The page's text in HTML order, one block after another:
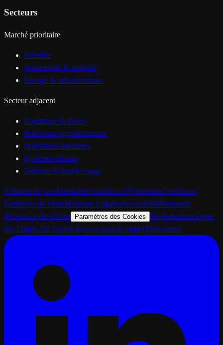
Secteurs
Marché prioritaire
Industrie
Automobile & mobilité
Énergie & infrastructures
Secteur adjacent
Logistique & flottes
Robotique agroalimentaire
Opérations maritimes
Systèmes urbains
Défense & double usage
Politique de confidentialitéConditions d'UtilisationConditions
Générales de VenteMentions LégalesAccessibilitéDemande
d'Exercice des Droits
Paramètres des Cookies Règlement en Ligne
des Litiges UE (ouvre dans un nouvel onglet)Newsletter